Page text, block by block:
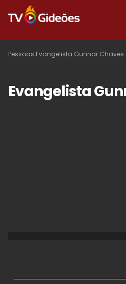
Pessoas Evangelista Gunnar Chaves
Evangelista